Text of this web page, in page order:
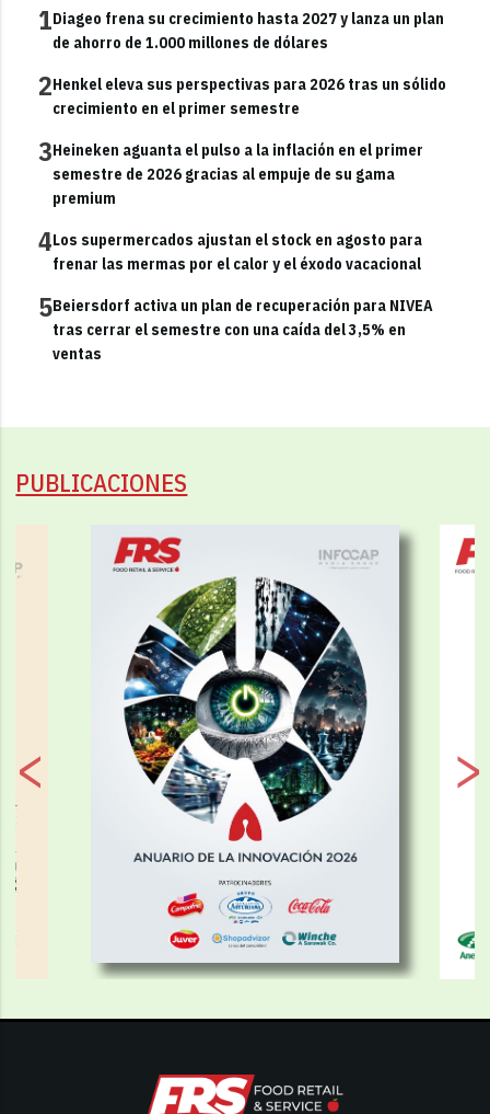
1Diageo frena su crecimiento hasta 2027 y lanza un plan
de ahorro de 1.000 millones de dólares
2Henkel eleva sus perspectivas para 2026 tras un sólido
crecimiento en el primer semestre
3Heineken aguanta el pulso a la inflación en el primer
semestre de 2026 gracias al empuje de su gama
premium
4Los supermercados ajustan el stock en agosto para
frenar las mermas por el calor y el éxodo vacacional
5Beiersdorf activa un plan de recuperación para NIVEA
tras cerrar el semestre con una caída del 3,5% en
ventas
PUBLICACIONES